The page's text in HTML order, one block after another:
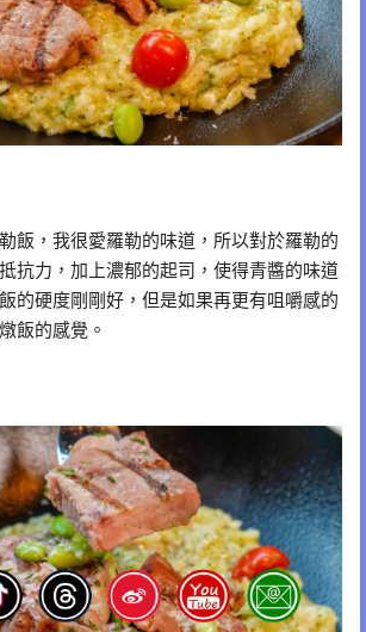
飯，我很愛羅勒的味道，所以對於羅勒的
抗力，加上濃郁的起司，使得青醬的味道
的硬度剛剛好，但是如果再更有咀嚼感的
飯的感覺。